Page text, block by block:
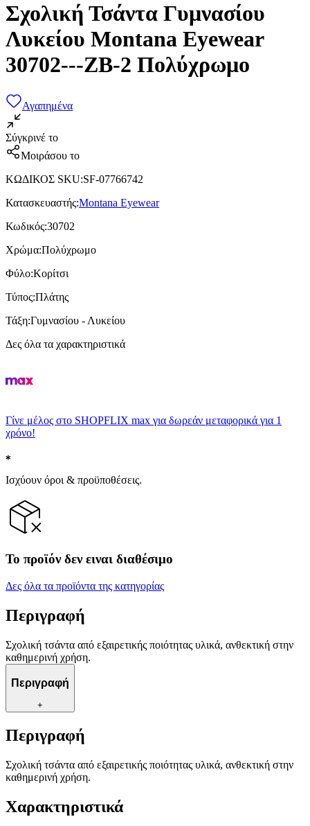
Σχολική Τσάντα Γυμνασίου
Λυκείου Montana Eyewear
30702---ΖΒ-2 Πολύχρωμο
Αγαπημένα
Σύγκρινέ το
Μοιράσου το
ΚΩΔΙΚΟΣ SKU:SF-07766742
Κατασκευαστής:Montana Eyewear
Κωδικός:30702
Χρώμα:Πολύχρωμο
Φύλο:Κορίτσι
Τύπος:Πλάτης
Τάξη:Γυμνασίου - Λυκείου
Δες όλα τα χαρακτηριστικά
Γίνε μέλος στο SHOPFLIX max για δωρεάν μεταφορικά για 1
χρόνο!
Ισχύουν όροι & προϋποθέσεις.
Το προϊόν δεν ειναι διαθέσιμο
Δες όλα τα προϊόντα της κατηγορίας
Περιγραφή
Σχολική τσάντα από εξαιρετικής ποιότητας υλικά, ανθεκτική στην
καθημερινή χρήση.
Περιγραφή
+
Περιγραφή
Σχολική τσάντα από εξαιρετικής ποιότητας υλικά, ανθεκτική στην
καθημερινή χρήση.
Χαρακτηριστικά